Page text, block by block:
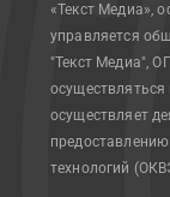
«Текст Медиа»,
управляется
"Текст Медиа",
осуществляет
технологий